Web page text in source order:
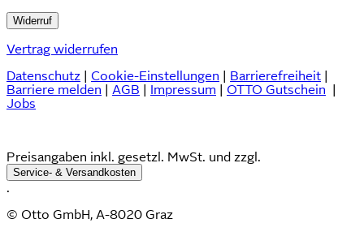
Widerruf
Vertrag widerrufen
Datenschutz
Cookie-Einstellungen Barrierefreiheit
Barriere melden
AGB Impressum OTTO Gutschein
Jobs
Preisangaben inkl. gesetzl. MwSt. und zzgl.
Service- & Versandkosten
.
© Otto GmbH, A-8020 Graz